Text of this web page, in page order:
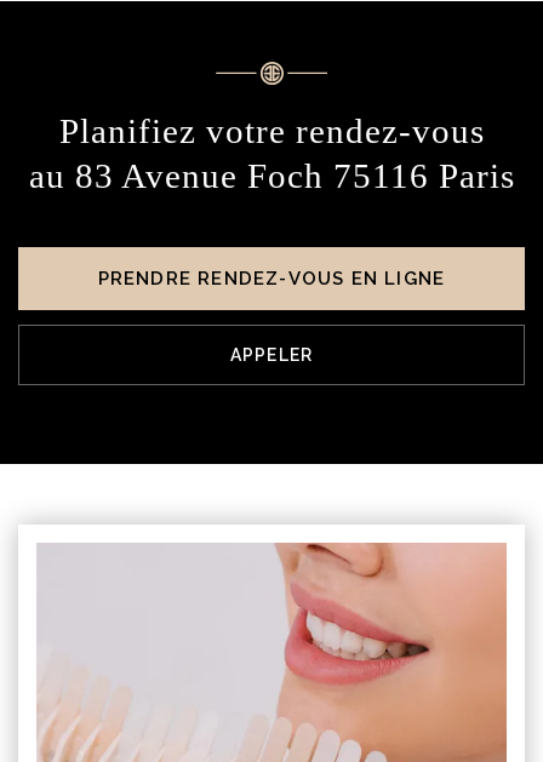
Planifiez votre rendez-vous
au 83 Avenue Foch 75116 Paris
PRENDRE RENDEZ-VOUS EN LIGNE
APPELER